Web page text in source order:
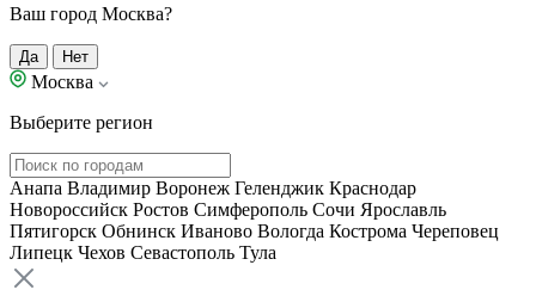
Ваш город Москва?
Да Нет
Москва
Выберите регион
Анапа Владимир Воронеж Геленджик Краснодар
Новороссийск Ростов Симферополь Сочи Ярославль
Пятигорск Обнинск Иваново Вологда Кострома Череповец
Липецк Чехов Севастополь Тула